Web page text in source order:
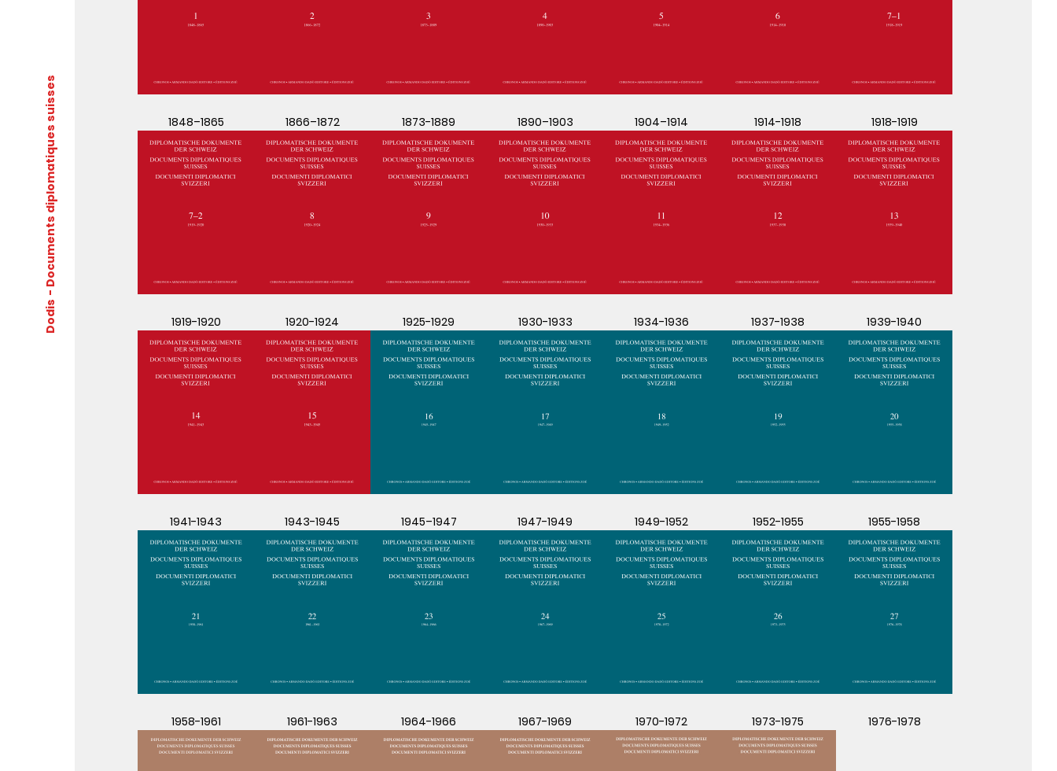
Dodis
- Documents diplomatiques suisses 1848–1865 1866–1872 1873-1889 1890–1903 1904–1914 1914-1918 1918-1919
1919-1920 1920-1924 1925-1929 1930-1933 1934-1936 1937-1938 1939-1940
1941-1943 1943-1945 1945–1947 1947-1949 1949-1952 1952-1955 1955-1958
1958-1961 1961-1963 1964-1966 1967-1969 1970-1972 1973-1975 1976-1978